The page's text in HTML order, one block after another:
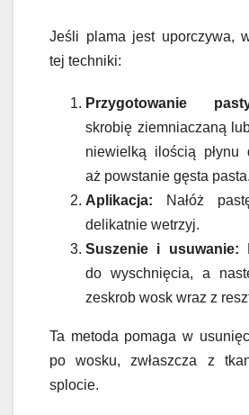
Jeśli plama jest uporczywa,
tej techniki:
Przygotowanie
skrobię ziemniaczaną
niewielką ilością płynu
aż powstanie gęsta pasta.
Aplikacja: Nałóż
delikatnie wetrzyj.
Suszenie i usuwanie:
do wyschnięcia, a
zeskrob wosk wraz z
Ta metoda pomaga w
po wosku, zwłaszcza z
splocie.